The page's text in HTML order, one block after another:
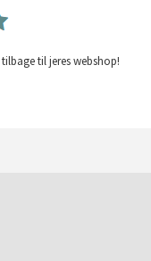
til jeres webshop!